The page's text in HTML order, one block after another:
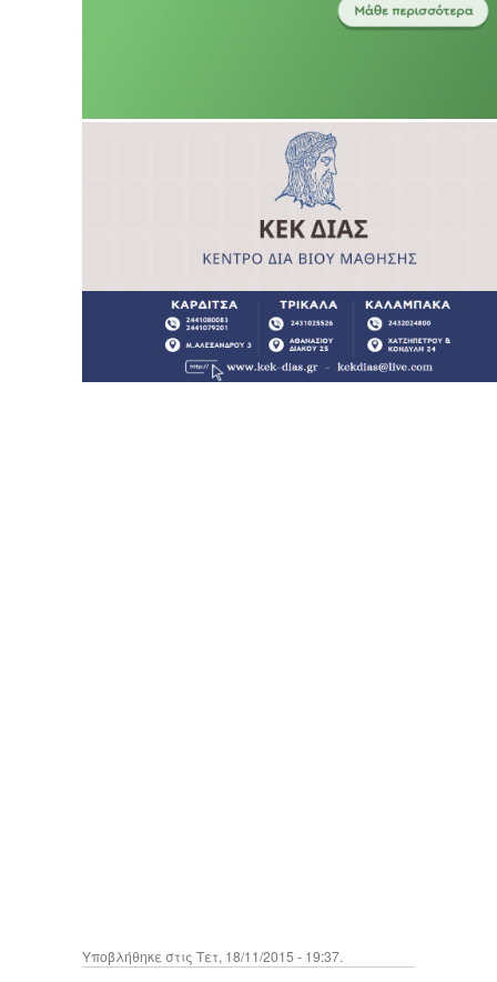
Υποβλήθηκε στις Τετ, 18/11/2015 - 19:37.